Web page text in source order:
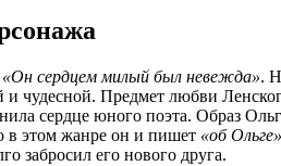
«Он сердцем милый был невежда».
и чудесной. Предмет любви
сердце юного поэта. Образ
в этом жанре он и пишет «об Ольге»
забросил его нового друга.